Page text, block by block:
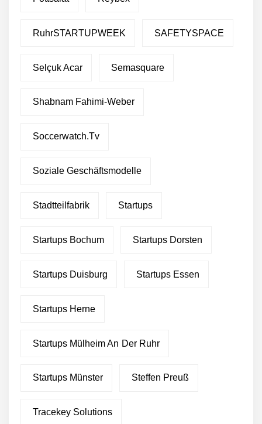
RuhrSTARTUPWEEK SAFETYSPACE
Selçuk Acar Semasquare
Shabnam Fahimi-Weber
Soccerwatch.tv
Soziale Geschäftsmodelle
Stadtteilfabrik Startups
Startups Bochum Startups Dorsten
Startups Duisburg Startups Essen
Startups Herne
Startups Mülheim An Der Ruhr
Startups Münster Steffen Preuß
Tracekey Solutions